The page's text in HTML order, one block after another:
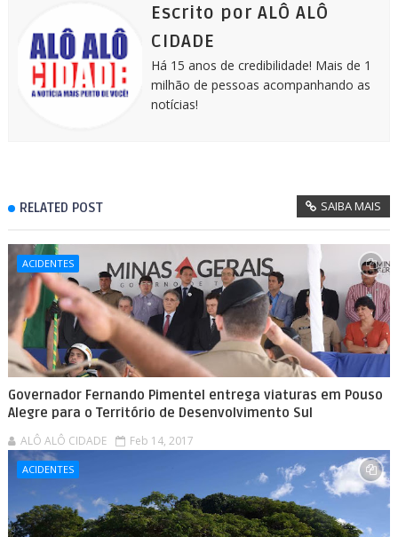
m
Escrito por ALÔ ALÔ
CIDADE
Há 15 anos de credibilidade! Mais de 1
milhão de pessoas acompanhando as
notícias!
RELATED POST SAIBA MAIS
ACIDENTES
Governador Fernando Pimentel entrega viaturas em Pouso
Alegre para o Território de Desenvolvimento Sul
ALÔ ALÔ CIDADE Feb 14, 2017
ACIDENTES